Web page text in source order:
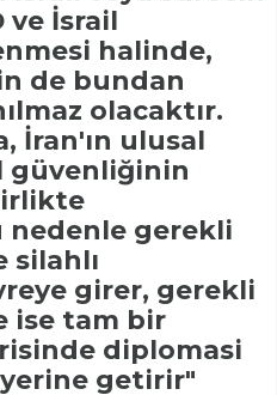
ve İsrail
halinde,
de bundan
olacaktır.
İran'ın ulusal
güvenliğinin
nedenle gerekli
silahlı
girer, gerekli
ise tam bir
diplomasi
getirir"